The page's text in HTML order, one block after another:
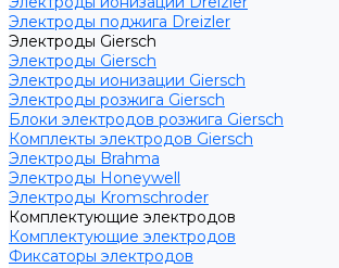
Электроды поджига Dreizler
Электроды Giersch
Электроды Giersch
Электроды ионизации Giersch
Электроды розжига Giersch
Блоки электродов розжига Giersch
Комплекты электродов Giersch
Электроды Brahma
Электроды Honeywell
Электроды Kromschroder
Комплектующие электродов
Комплектующие электродов
Фиксаторы электродов